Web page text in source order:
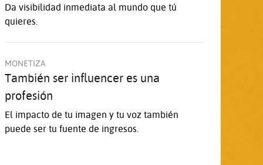
Da visibilidad inmediata al mundo que tú
quieres.
MONETIZA
También ser influencer es una
profesión
El impacto de tu imagen y tu voz también
puede ser tu fuente de ingresos.